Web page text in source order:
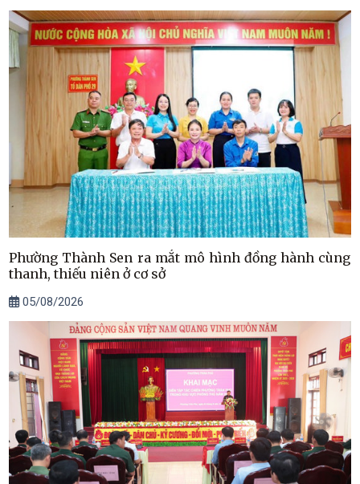
Phường Thành Sen ra mắt mô hình đồng hành cùng
thanh, thiếu niên ở cơ sở
05/08/2026